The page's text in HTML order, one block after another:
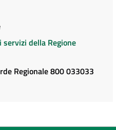
servizi della Regione
Regionale 800 033033